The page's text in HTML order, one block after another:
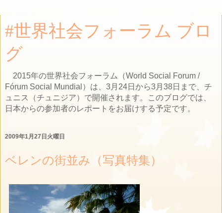
#世界社会フォーラム ブロ
グ
2015年の世界社会フォーラム（World Social Forum /
Fórum Social Mundial）は、3月24日から3月38日まで、チ
ュニス（チュニジア）で開催されます。このブログでは、
日本からの参加者のレポートをお届けする予定です。
2009年1月27日火曜日
ベレンの街並み（写真特集）